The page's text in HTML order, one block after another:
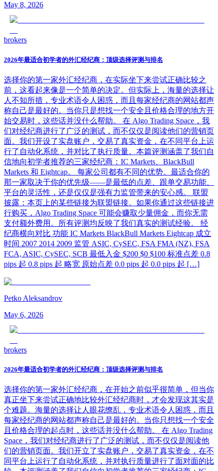
May 8, 2026
brokers
2026年最适合初学者的外汇经纪商：顶级选择评测与排名
选择你的第一家外汇经纪商，在实际坐下来尝试正确比较之
前，这看起来像是一个简单的决定。但实际上，海量的选择让
人不知所措，专业术语令人困惑，而且每家经纪商的网站都声
称自己是最好的。当你只是想找一个安全且价格合理的地方开
始交易时，这些话并没什么帮助。 在 Algo Trading Space，我
们对经纪商进行了广泛的测试，而不仅仅是阅读他们的营销页
面。我们开设了实盘账户，交易了真实资金，在不同平台上运
行了自动化系统，并对比了执行质量。本篇评测涵盖了我们自
信地向初学者推荐的三家经纪商：IC Markets、BlackBull
Markets 和 Eightcap。 每家公司都有不同的优势。最适合你的
那一家取决于你的优先级——是最低的点差、跟单交易功能、
平台的灵活性，还是仅仅是强有力监管带来的安心感。 联盟
披露：本页上的某些链接为联盟链接。如果你通过这些链接进
行购买，Algo Trading Space 可能会赚取少量佣金，而你无需
支付额外费用。所有评测均反映了我们真实的测试经验。 经
纪商横向对比 功能 IC Markets BlackBull Markets Eightcap 成立
时间 2007 2014 2009 监管 ASIC, CySEC, FSA FMA (NZ), FSA
FCA, ASIC, CySEC, SCB 最低入金 $200 $0 $100 标准点差 0.8
pips 起 0.8 pips 起 略宽 原始点差 0.0 pips 起 0.0 pips 起 […]
Petko Aleksandrov
May 6, 2026
brokers
2026年最适合初学者的外汇经纪商：顶级选择评测与排名
选择你的第一家外汇经纪商，在开始之前似乎很简单，但当你
真正坐下来尝试正确地比较外汇经纪商时，才会发现这其实是
个难题。海量的选择让人眼花缭乱，专业术语令人困惑，而且
每家经纪商的网站都声称自己是最好的。当你只想找一个安全
且价格合理的起点时，这些话并没什么帮助。 在 Algo Trading
Space，我们对经纪商进行了广泛的测试，而不仅仅是阅读他
们的营销页面。我们开立了实盘账户，交易了真实资金，在不
同平台上运行了自动化系统，并对执行质量进行了面对面的比